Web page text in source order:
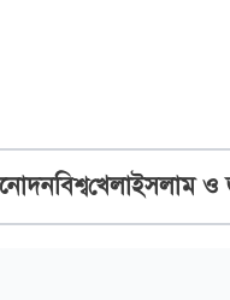
বিশ্বখেলাইসলাম ও